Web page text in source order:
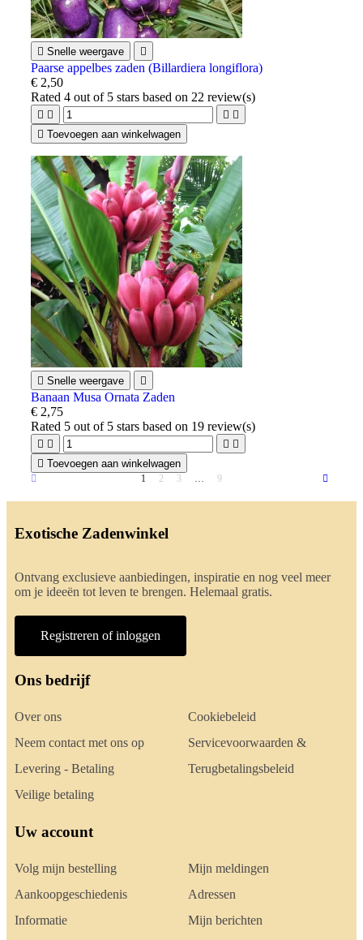
 Snelle weergave 
Paarse appelbes zaden (Billardiera longiflora)
€ 2,50
Rated4 out of 5 stars based on 22 review(s)
   
 Toevoegen aan winkelwagen
 Snelle weergave 
Banaan Musa Ornata Zaden
€ 2,75
Rated 5 out of 5 stars based on 19 review(s)
   
 Toevoegen aan winkelwagen
1 2 3 … 9
Exotische Zadenwinkel
Ontvang exclusieve aanbiedingen, inspiratie en nog veel meer
om je ideeën tot leven te brengen. Helemaal gratis.
Registreren of inloggen
Ons bedrijf
Over ons
Neem contact met ons op
Levering - Betaling
Veilige betaling
Cookiebeleid
Servicevoorwaarden &
Terugbetalingsbeleid
Uw account
Volg mijn bestelling
Aankoopgeschiedenis
Informatie
Mijn meldingen
Adressen
Mijn berichten